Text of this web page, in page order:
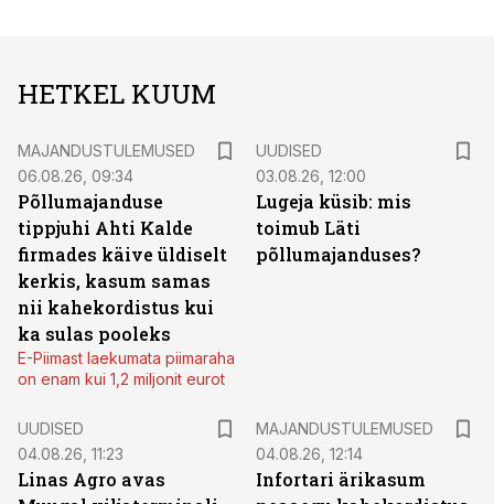
HETKEL KUUM
MAJANDUSTULEMUSED
06.08.26, 09:34
Põllumajanduse
tippjuhi Ahti Kalde
firmades käive üldiselt
kerkis, kasum samas
nii kahekordistus kui
ka sulas pooleks
E-Piimast laekumata piimaraha
on enam kui 1,2 miljonit eurot
UUDISED
03.08.26, 12:00
Lugeja küsib: mis
toimub Läti
põllumajanduses?
UUDISED
04.08.26, 11:23
Linas Agro avas
MAJANDUSTULEMUSED
04.08.26, 12:14
Infortari ärikasum